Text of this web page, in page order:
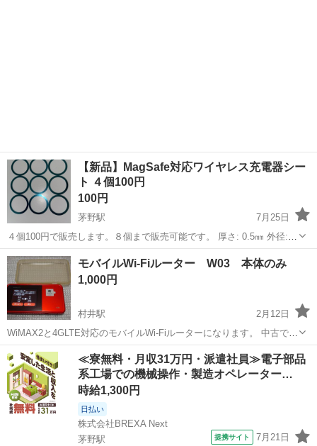
【新品】MagSafe対応ワイヤレス充電器シー
ト ４個100円
100円
茅野駅
7月25日
４個100円で販売します。８個まで販売可能です。 厚さ: 0.5㎜ 外径:
56㎜ 内径: 46㎜ 色: シルバー リングに磁性はないです。 サムスン
GalaxyやiPhoneなどの非接触充電対応端末で使...
長野 諏訪市 茅野駅 ワイヤレス充電
モバイルWi-Fiルーター W03 本体のみ
1,000円
村井駅
2月12日
WiMAX2と4GLTE対応のモバイルWi-Fiルーターになります。 中古で購
入し、格安SIM(mineo)を挿して使用していました。 使用しなくなりま
したのでお譲り致します。 Speed Wi-Fi NEXT W03...
長野 松本市 村井駅 その他 モバイル
≪寮無料・月収31万円・派遣社員≫電子部品
系工場での機械操作・製造オペレーター…
時給1,300円
日払い
株式会社BREXA Next
茅野駅
提携サイト 7月21日